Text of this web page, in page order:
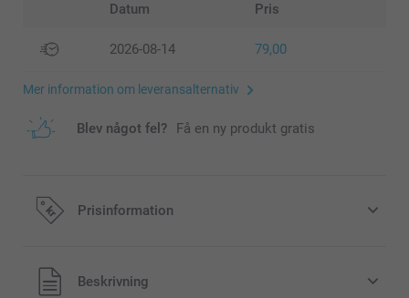
Datum Pris
2026-08-14 79,00
Mer information om leveransalternativ
Blev något fel? Få en ny produkt gratis
Prisinformation
Alla priser är i svenska kronor (SEK), inklusive moms och
exklusive porto.
Beskrivning